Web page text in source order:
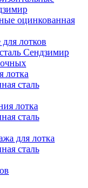
оцинкованная
лотков
Сендзимир
лотка
сталь
лотка
сталь
для лотка
сталь